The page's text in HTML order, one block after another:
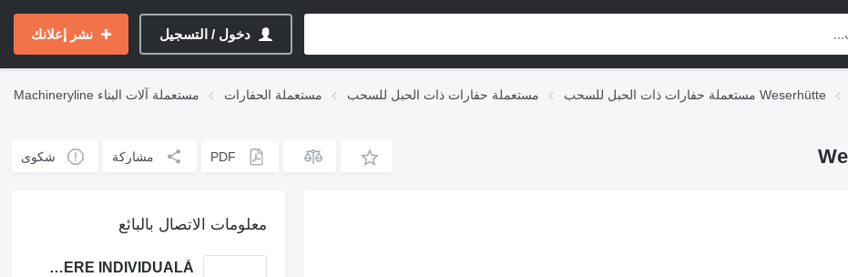
دخول / التسجيل نشر إعلانك
Machineryline مستعملة آلات البناء مستعملة الحفارات مستعملة حفارات ذات الحبل للسحب مستعملة حفارات ذات الحبل للسحب Weserhütte
PDF مشاركة شكوى
معلومات الاتصال بالبائع
SZENTMIKLOSI ADALBERT ÎNTREPRINDERE INDIVIDUALĂ